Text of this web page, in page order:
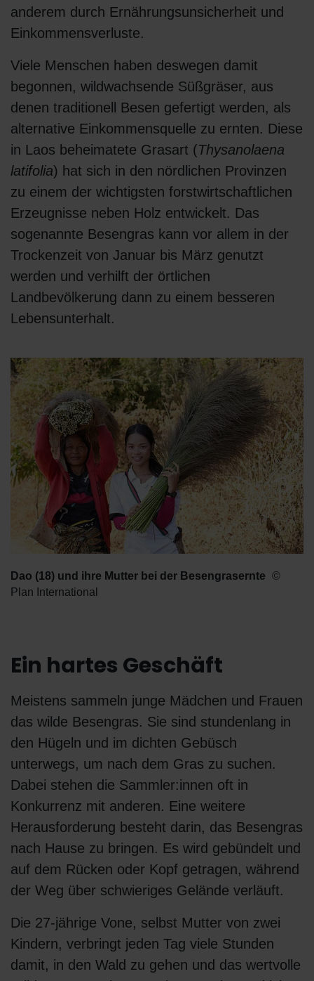
anderem durch Ernährungsunsicherheit und
Einkommensverluste.
Viele Menschen haben deswegen damit
begonnen, wildwachsende Süßgräser, aus
denen traditionell Besen gefertigt werden, als
alternative Einkommensquelle zu ernten. Diese
in Laos beheimatete Grasart (Thysanolaena
latifolia) hat sich in den nördlichen Provinzen
zu einem der wichtigsten forstwirtschaftlichen
Erzeugnisse neben Holz entwickelt. Das
sogenannte Besengras kann vor allem in der
Trockenzeit von Januar bis März genutzt
werden und verhilft der örtlichen
Landbevölkerung dann zu einem besseren
Lebensunterhalt.
Dao (18) und ihre Mutter bei der Besengrasernte
Plan International
Ein hartes Geschäft
Meistens sammeln junge Mädchen und Frauen
das wilde Besengras. Sie sind stundenlang in
den Hügeln und im dichten Gebüsch
unterwegs, um nach dem Gras zu suchen.
Dabei stehen die Sammler:innen oft in
Konkurrenz mit anderen. Eine weitere
Herausforderung besteht darin, das Besengras
nach Hause zu bringen. Es wird gebündelt und
auf dem Rücken oder Kopf getragen, während
der Weg über schwieriges Gelände verläuft.
Die 27-jährige Vone, selbst Mutter von zwei
Kindern, verbringt jeden Tag viele Stunden
damit, in den Wald zu gehen und das wertvolle